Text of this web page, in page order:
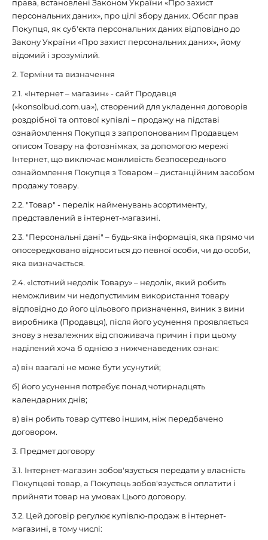
права, встановлені Законом України «Про захист
персональних даних», про цілі збору даних. Обсяг прав
Покупця, як суб'єкта персональних даних відповідно до
Закону України «Про захист персональних даних», йому
відомий і зрозумілий.
2. Терміни та визначення
2.1. «Інтернет – магазин» - сайт Продавця
(«konsolbud.com.ua»), створений для укладення договорів
роздрібної та оптової купівлі – продажу на підставі
ознайомлення Покупця з запропонованим Продавцем
описом Товару на фотознімках, за допомогою мережі
Інтернет, що виключає можливість безпосереднього
ознайомлення Покупця з Товаром – дистанційним засобом
продажу товару.
2.2. "Товар" - перелік найменувань асортименту,
представлений в інтернет-магазині.
2.3. "Персональні дані" – будь-яка інформація, яка прямо чи
опосередковано відноситься до певної особи, чи до особи,
яка визначається.
2.4. «Істотний недолік Товару» – недолік, який робить
неможливим чи недопустимим використання товару
відповідно до його цільового призначення, виник з вини
виробника (Продавця), після його усунення проявляється
знову з незалежних від споживача причин і при цьому
наділений хоча б однією з нижченаведених ознак:
а) він взагалі не може бути усунутий;
б) його усунення потребує понад чотирнадцять
календарних днів;
в) він робить товар суттєво іншим, ніж передбачено
договором.
3. Предмет договору
3.1. Інтернет-магазин зобов'язується передати у власність
Покупцеві товар, а Покупець зобов'язується оплатити і
прийняти товар на умовах Цього договору.
3.2. Цей договір регулює купівлю-продаж в інтернет-
магазині, в тому числі: